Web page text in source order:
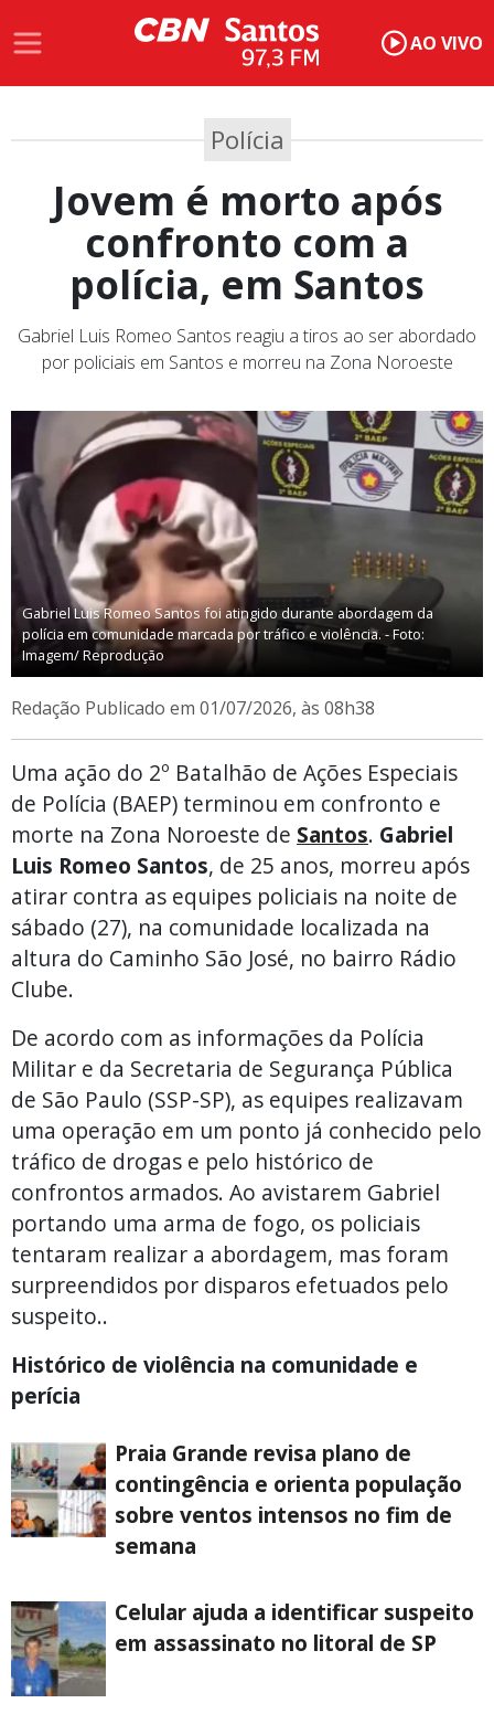
AO VIVO
Polícia
Jovem é morto após
confronto com a
polícia, em Santos
Gabriel Luis Romeo Santos reagiu a tiros ao ser abordado
por policiais em Santos e morreu na Zona Noroeste
Gabriel Luis Romeo Santos foi atingido durante abordagem da
polícia em comunidade marcada por tráfico e violência. - Foto:
Imagem/ Reprodução
Redação Publicado em 01/07/2026, às 08h38
Uma ação do 2º Batalhão de Ações Especiais
de Polícia (BAEP) terminou em confronto e
morte na Zona Noroeste de Santos. Gabriel
Luis Romeo Santos, de 25 anos, morreu após
atirar contra as equipes policiais na noite de
sábado (27), na comunidade localizada na
altura do Caminho São José, no bairro Rádio
Clube.
De acordo com as informações da Polícia
Militar e da Secretaria de Segurança Pública
de São Paulo (SSP-SP), as equipes realizavam
uma operação em um ponto já conhecido pelo
tráfico de drogas e pelo histórico de
confrontos armados. Ao avistarem Gabriel
portando uma arma de fogo, os policiais
tentaram realizar a abordagem, mas foram
surpreendidos por disparos efetuados pelo
suspeito..
Histórico de violência na comunidade e
perícia
Praia Grande revisa plano de
contingência e orienta população
sobre ventos intensos no fim de
semana
Celular ajuda a identificar suspeito
em assassinato no litoral de SP